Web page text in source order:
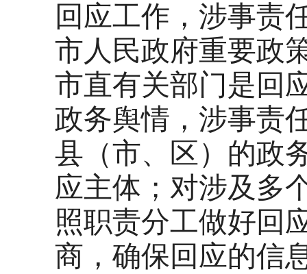
回应工作，涉事责
市人民政府重要政
市直有关部门是回
政务舆情，涉事责
县（市、区）的政
应主体；对涉及多
照职责分工做好回
商，确保回应的信